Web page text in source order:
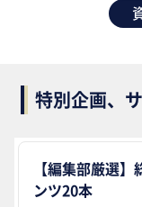
特別企画、
【編集部厳選
ンツ20本